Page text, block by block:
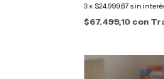
3x $24.999,67 sin
$67.499,10 con